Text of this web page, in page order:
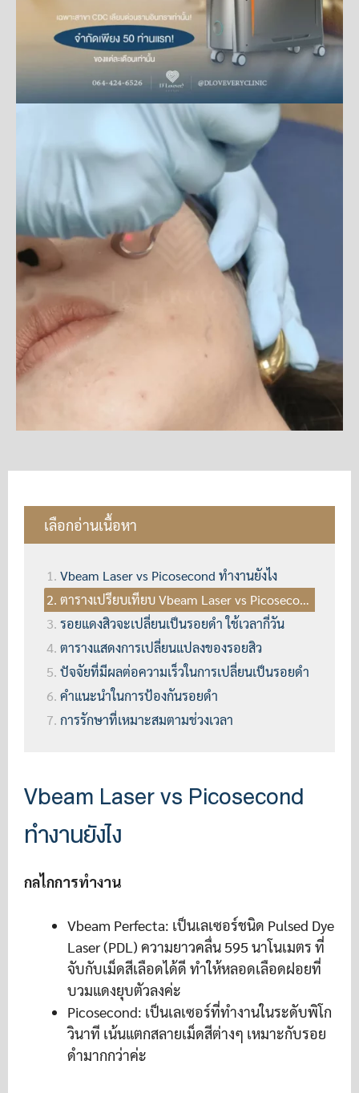
เลือกอ่านเนื้อหา
Vbeam Laser vs Picosecond ทำงานยังไง
ตารางเปรียบเทียบ Vbeam Laser vs Picosecond
รอยแดงสิวจะเปลี่ยนเป็นรอยดำ ใช้เวลากี่วัน
ตารางแสดงการเปลี่ยนแปลงของรอยสิว
ปัจจัยที่มีผลต่อความเร็วในการเปลี่ยนเป็นรอยดำ
คำแนะนำในการป้องกันรอยดำ
การรักษาที่เหมาะสมตามช่วงเวลา
Vbeam Laser vs Picosecond
ทำงานยังไง
กลไกการทำงาน
Vbeam Perfecta: เป็นเลเซอร์ชนิด Pulsed Dye
Laser (PDL) ความยาวคลื่น 595 นาโนเมตร ที่
จับกับเม็ดสีเลือดได้ดี ทำให้หลอดเลือดฝอยที่
บวมแดงยุบตัวลงค่ะ
Picosecond: เป็นเลเซอร์ที่ทำงานในระดับพิโก
วินาที เน้นแตกสลายเม็ดสีต่างๆ เหมาะกับรอย
ดำมากกว่าค่ะ